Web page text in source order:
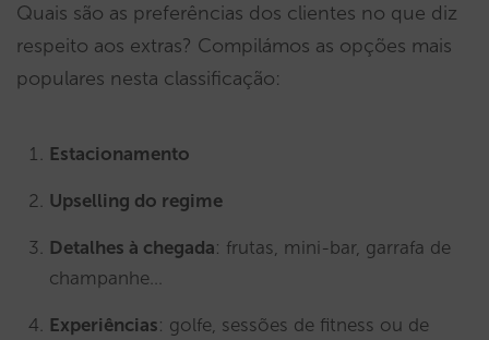
Quais são as preferências dos clientes no que diz
respeito aos extras? Compilámos as opções mais
populares nesta classificação:
Estacionamento
Upselling do regime
Detalhes à chegada: frutas, mini-bar, garrafa de
champanhe…
Experiências: golfe, sessões de fitness ou de